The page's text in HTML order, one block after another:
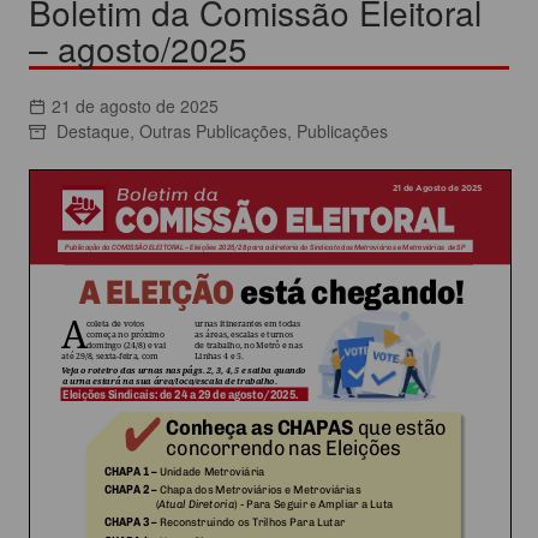
Boletim da Comissão Eleitoral
– agosto/2025
21 de agosto de 2025
Destaque, Outras Publicações, Publicações